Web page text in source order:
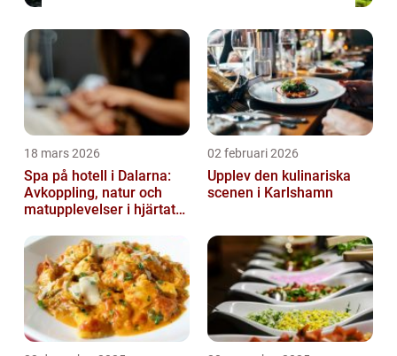
18 mars 2026
Spa på hotell i Dalarna:
Avkoppling, natur och
matupplevelser i hjärtat
02 februari 2026
Upplev den kulinariska
scenen i Karlshamn